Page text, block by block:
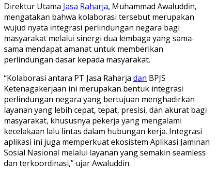
Direktur Utama Jasa Raharja, Muhammad Awaluddin,
mengatakan bahwa kolaborasi tersebut merupakan
wujud nyata integrasi perlindungan negara bagi
masyarakat melalui sinergi dua lembaga yang sama-
sama mendapat amanat untuk memberikan
perlindungan dasar kepada masyarakat.
“Kolaborasi antara PT Jasa Raharja dan BPJS
Ketenagakerjaan ini merupakan bentuk integrasi
perlindungan negara yang bertujuan menghadirkan
layanan yang lebih cepat, tepat, presisi, dan akurat bagi
masyarakat, khususnya pekerja yang mengalami
kecelakaan lalu lintas dalam hubungan kerja. Integrasi
aplikasi ini juga memperkuat ekosistem Aplikasi Jaminan
Sosial Nasional melalui layanan yang semakin seamless
dan terkoordinasi,” ujar Awaluddin.